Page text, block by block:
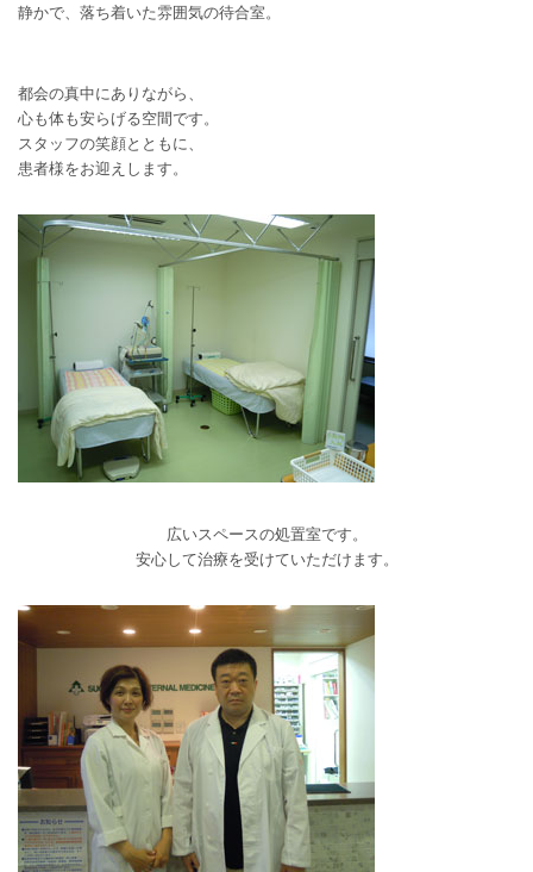
静かで、落ち着いた雰囲気の待合室。
都会の真中にありながら、
心も体も安らげる空間です。
スタッフの笑顔とともに、
患者様をお迎えします。
広いスペースの処置室です。
安心して治療を受けていただけます。